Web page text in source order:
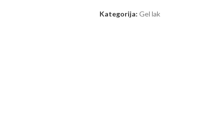
Kategorija: Gel lak